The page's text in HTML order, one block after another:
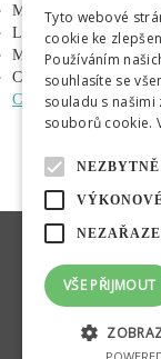
Městská hudební síň
Letní kino Širák
Médium
Centrum mladých
CZ
EN |PL | RU
Tyto webové
cookie ke
Používáním
souhlasíte se
souladu s
souborů cookie.
VŠE PŘIJMOUT